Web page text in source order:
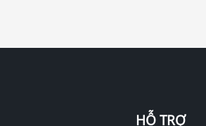
HỖ TRỢ